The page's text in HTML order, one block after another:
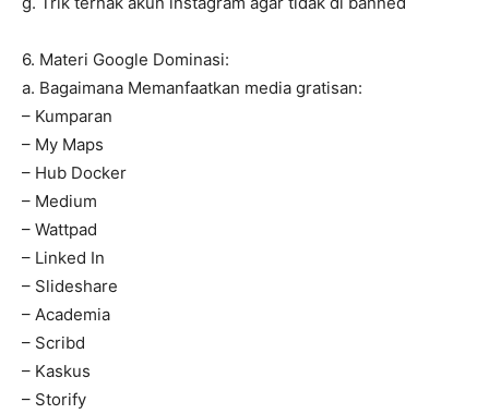
6. Materi Google Dominasi:
a. Bagaimana Memanfaatkan media gratisan:
– Kumparan
– My Maps
– Hub Docker
– Medium
– Wattpad
– Linked In
– Slideshare
– Academia
– Scribd
– Kaskus
– Storify